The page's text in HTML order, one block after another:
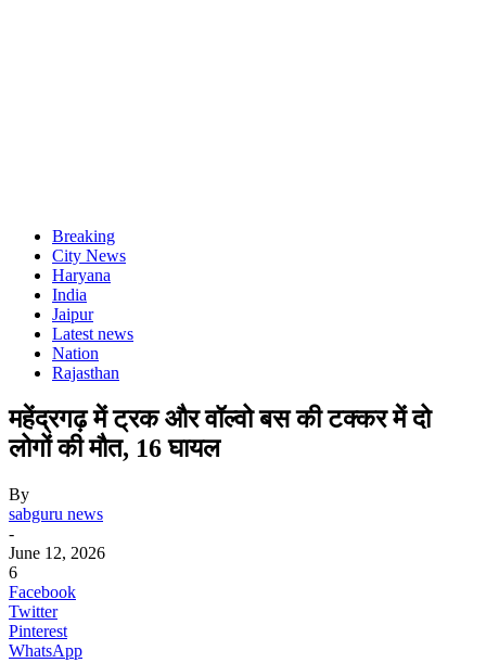
Breaking
City News
Haryana
India
Jaipur
Latest news
Nation
Rajasthan
महेंद्रगढ़ में ट्रक और वॉल्वो बस की टक्कर में दो
लोगों की मौत, 16 घायल
By
sabguru news
-
June 12, 2026
6
Facebook
Twitter
Pinterest
WhatsApp